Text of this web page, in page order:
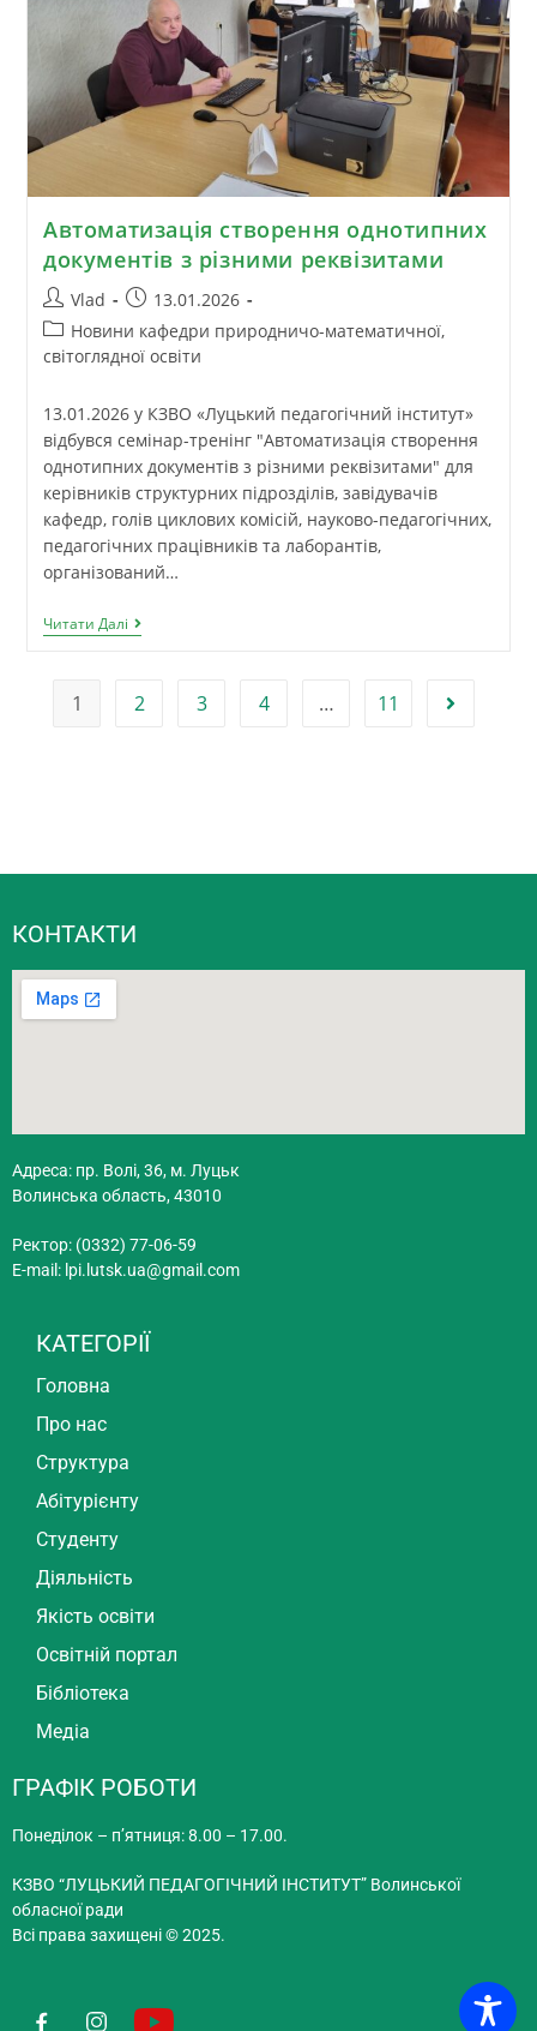
Автоматизація створення однотипних
документів з різними реквізитами
Vlad
13.01.2026
Новини кафедри природничо-математичної,
світоглядної освіти
13.01.2026 у КЗВО «Луцький педагогічний інститут»
відбувся семінар-тренінг "Автоматизація створення
однотипних документів з різними реквізитами" для
керівників структурних підрозділів, завідувачів
кафедр, голів циклових комісій, науково-педагогічних,
педагогічних працівників та лаборантів,
організований…
Читати Далі
1 2 3 4 … 11
КОНТАКТИ
Адреса: пр. Волі, 36, м. Луцьк
Волинська область, 43010
Ректор: (0332) 77-06-59
E-mail: lpi.lutsk.ua@gmail.com
КАТЕГОРІЇ
Головна
Про нас
Структура
Абітурієнту
Студенту
Діяльність
Якість освіти
Освітній портал
Бібліотека
Медіа
ГРАФІК РОБОТИ
Понеділок – п’ятниця: 8.00 – 17.00.
КЗВО “ЛУЦЬКИЙ ПЕДАГОГІЧНИЙ ІНСТИТУТ” Волинської
обласної ради
Всі права захищені © 2025.